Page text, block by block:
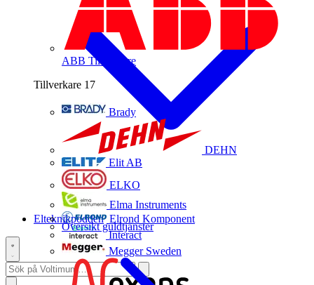
ABB Tillverkare
Tillverkare 17
Brady
DEHN
Elit AB
ELKO
Elma Instruments
Elrond Komponent
Interact
Megger Sweden
Översikt guldtjänster
Elteknikpodden